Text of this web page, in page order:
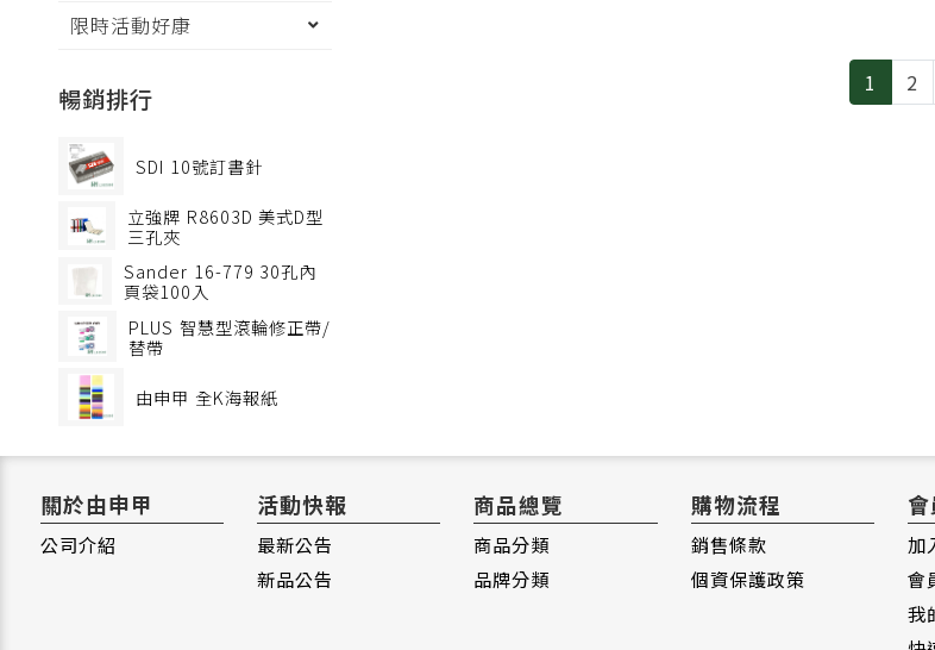
限時活動好康
暢銷排行
SDI 10號訂書針
立強牌 R8603D 美式D型
三孔夾
Sander 16-779 30孔內
頁袋100入
PLUS 智慧型滾輪修正帶/
替帶
由申甲 全K海報紙
1 2
關於由申甲
公司介紹
活動快報
最新公告
新品公告
商品總覽
商品分類
品牌分類
購物流程
銷售條款
個資保護政策
加
會
我